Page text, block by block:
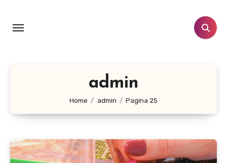
inhoud
admin
Home admin Pagina 25